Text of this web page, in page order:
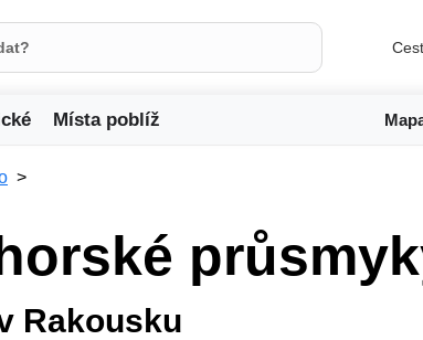
Místa poblíž
Rakousku